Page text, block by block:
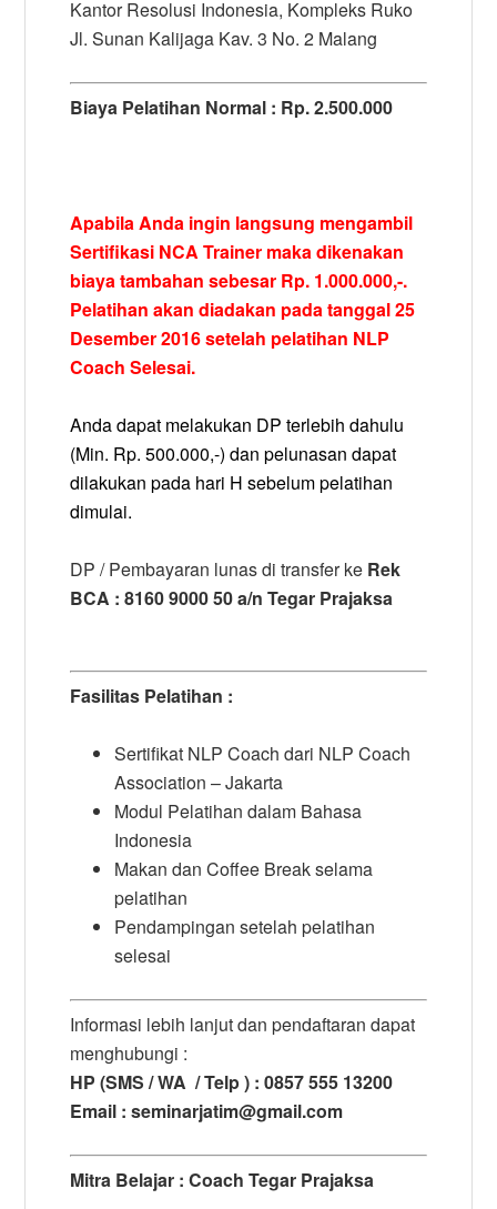
Kantor Resolusi Indonesia, Kompleks Ruko
Jl. Sunan Kalijaga Kav. 3 No. 2 Malang
Biaya Pelatihan Normal : Rp. 2.500.000
Apabila Anda ingin langsung mengambil
Sertifikasi NCA Trainer maka dikenakan
biaya tambahan sebesar Rp. 1.000.000,-.
Pelatihan akan diadakan pada tanggal 25
Desember 2016 setelah pelatihan NLP
Coach Selesai.
Anda dapat melakukan DP terlebih dahulu
(Min. Rp. 500.000,-) dan pelunasan dapat
dilakukan pada hari H sebelum pelatihan
dimulai.
DP / Pembayaran lunas di transfer ke Rek
BCA : 8160 9000 50 a/n Tegar Prajaksa
Fasilitas Pelatihan :
Sertifikat NLP Coach dari NLP Coach
Association – Jakarta
Modul Pelatihan dalam Bahasa
Indonesia
Makan dan Coffee Break selama
pelatihan
Pendampingan setelah pelatihan
selesai
Informasi lebih lanjut dan pendaftaran dapat
menghubungi :
HP (SMS / WA / Telp ) : 0857 555 13200
Email : seminarjatim@gmail.com
Mitra Belajar :Coach Tegar Prajaksa